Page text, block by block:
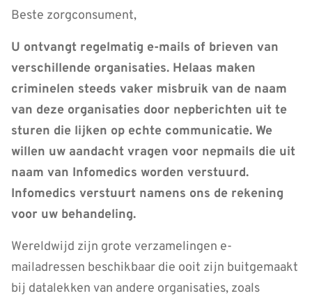
Beste zorgconsument,
U ontvangt regelmatig e-mails of brieven van
verschillende organisaties. Helaas maken
criminelen steeds vaker misbruik van de naam
van deze organisaties door nepberichten uit te
sturen die lijken op echte communicatie. We
willen uw aandacht vragen voor nepmails die uit
naam van Infomedics worden verstuurd.
Infomedics verstuurt namens ons de rekening
voor uw behandeling.
Wereldwijd zijn grote verzamelingen e-
mailadressen beschikbaar die ooit zijn buitgemaakt
bij datalekken van andere organisaties, zoals